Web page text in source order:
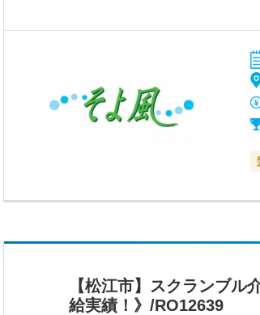
【松江市】スクランブ
給実績！》/RO12639